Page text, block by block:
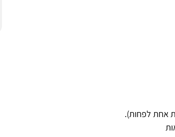
אחת לפחות).